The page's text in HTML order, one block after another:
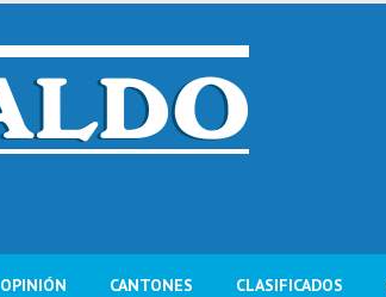
OPINIÓN CANTONES CLASIFICADOS